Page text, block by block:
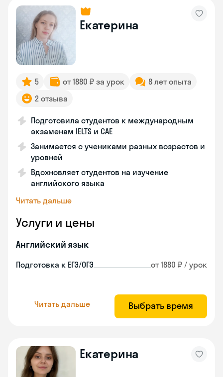
Екатерина
5 от 1880 ₽ за урок
8 лет опыта
2 отзыва
Подготовила студентов к международным
экзаменам IELTS и CAE
Занимается с учениками разных возрастов и
уровней
Вдохновляет студентов на изучение
английского языка
Читать дальше
Услуги и цены
Английский язык
Подготовка к ЕГЭ/ОГЭ от 1880 ₽ / урок
Читать дальше Выбрать время
Екатерина